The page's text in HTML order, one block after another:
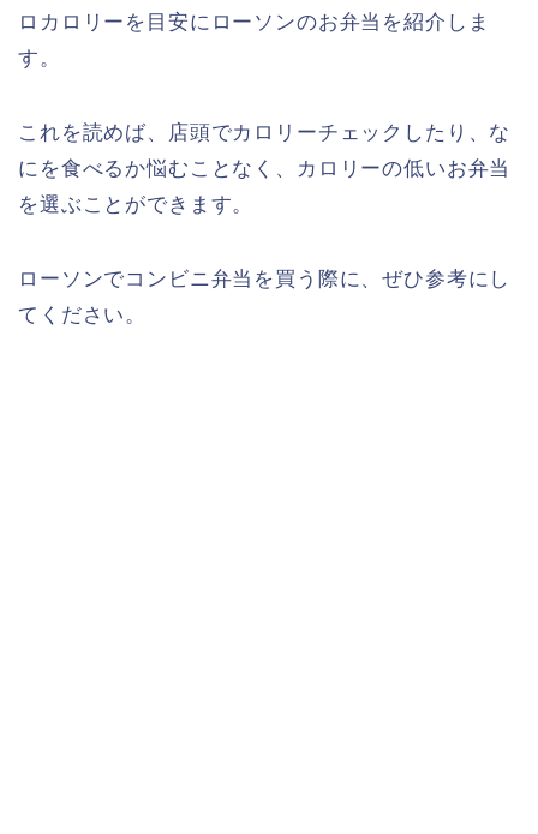
ロカロリーを目安にローソンのお弁当を紹介しま
す。
これを読めば、店頭でカロリーチェックしたり、な
にを食べるか悩むことなく、カロリーの低いお弁当
を選ぶことができます。
ローソンでコンビニ弁当を買う際に、ぜひ参考にし
てください。